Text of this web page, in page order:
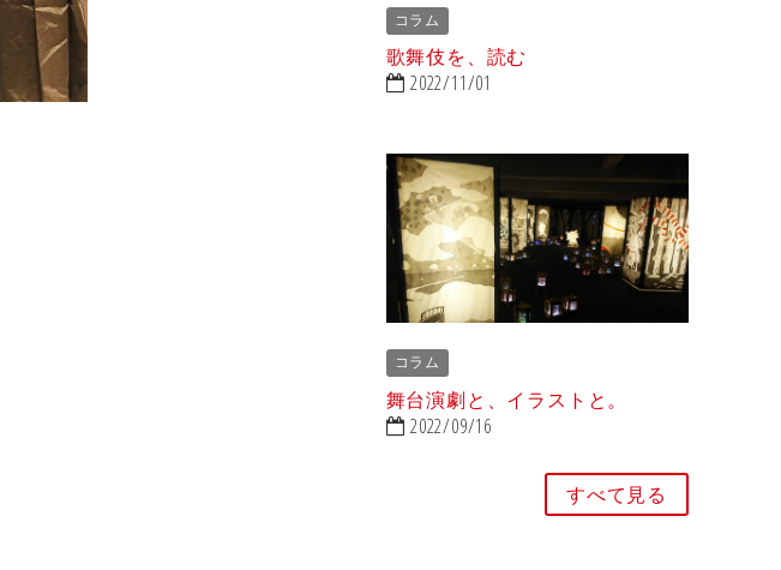
コラム
歌舞伎を、読む
2022/11/01
コラム
舞台演劇と、イラストと。
2022/09/16
すべて見る